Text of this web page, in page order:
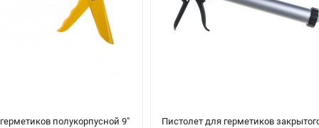
чистой, на ней не должно быть масляных пятен, смазки, пыли,
примененного герметизирующего материла.
полукорпусной 9"
Пистолет для герметиков